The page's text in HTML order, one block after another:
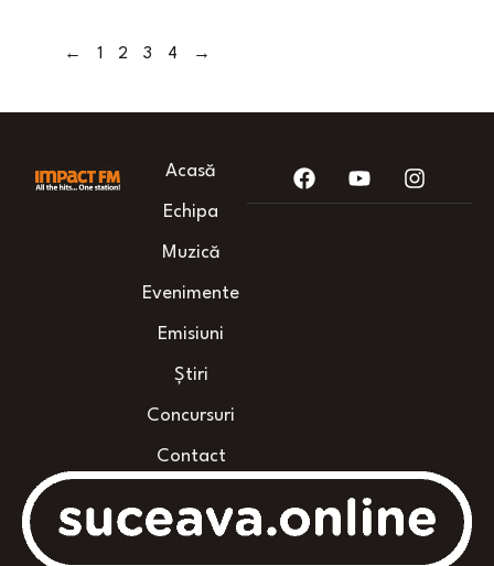
← 1 2 3 4 →
Acasă
Echipa
Muzică
Evenimente
Emisiuni
Știri
Concursuri
Contact